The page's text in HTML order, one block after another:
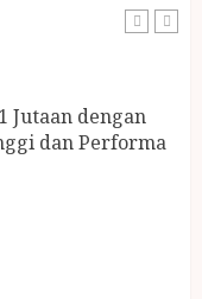
Jutaan dengan
dan Performa